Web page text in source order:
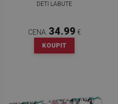
DETI LABUTE
CENA: 34.99 €
KOUPIT